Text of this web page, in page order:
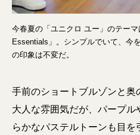
今春夏の「ユニクロ ユー」のテー
Essentials」。シンプルでいて、今
の印象は不変だ。
手前のショートブルゾンと奥
大人な雰囲気だが、パープ
らかなパステルトーンも目